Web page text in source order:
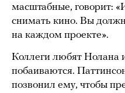
масштабные, говорит:
снимать кино. Вы
на каждом проекте».
Коллеги любят Нолана
побаиваются.
позвонил ему, чтобы